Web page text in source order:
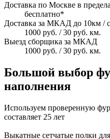
Доставка по Москве в
бесплатно*
Доставка за МКАД до 10км /
1000 руб. / 30 руб. км.
Выезд сборщика за МКАД
1000 руб. / 30 руб. км.
Большой выбор
наполнения
Используем проверенную
составляет 25 лет
Выкатные сетчатые полки